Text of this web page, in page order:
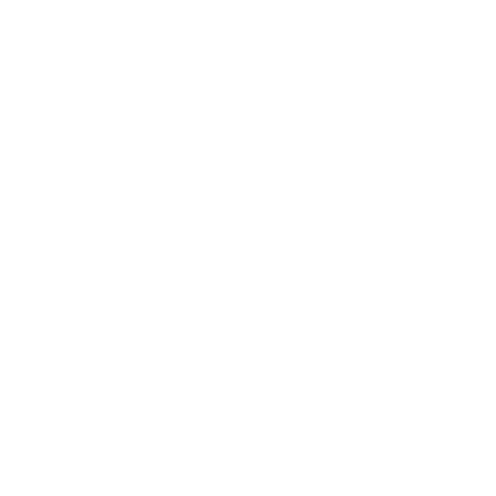
次冷战之后，经验和智慧的结晶啊。
张因工作太忙，长期不回家看望父母。父亲盛怒之下心生一计，悄悄刷爆
的程度日趋加深。多次与儿子沟通未果之后，父亲便趁小张出差之际，采
。好在经法院调解员耐心劝解后，小张意识到自己也有做的不对的地方，最
。为此，前一段时间，国家还将儿女必须常回家看望父母写进了法律。